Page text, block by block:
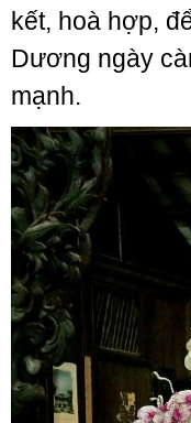
kết, hoà hợp,
Dương ngày
mạnh.